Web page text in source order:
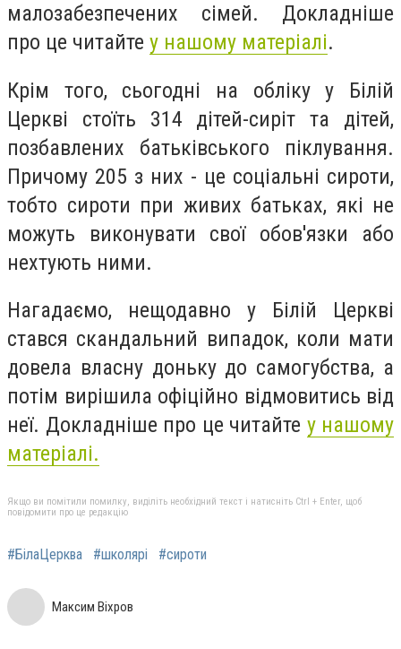
малозабезпечених сімей. Докладніше
про це читайте у нашому матеріалі.
Крім того, сьогодні на обліку у Білій
Церкві стоїть 314 дітей-сиріт та дітей,
позбавлених батьківського піклування.
Причому 205 з них - це соціальні сироти,
тобто сироти при живих батьках, які не
можуть виконувати свої обов'язки або
нехтують ними.
Нагадаємо, нещодавно у Білій Церкві
стався скандальний випадок, коли мати
довела власну доньку до самогубства, а
потім вирішила офіційно відмовитись від
неї. Докладніше про це читайте у нашому
матеріалі.
Якщо ви помітили помилку, виділіть необхідний текст і натисніть Ctrl + Enter, щоб
повідомити про це редакцію
#БілаЦерква #школярі #сироти
Максим Віхров